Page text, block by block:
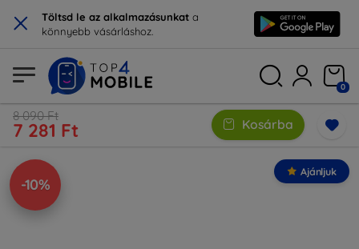
× Töltsd le az alkalmazásunkat a
könnyebb vásárláshoz.
0
8 090 Ft
7 281 Ft Kosárba
-10%
Ajánljuk